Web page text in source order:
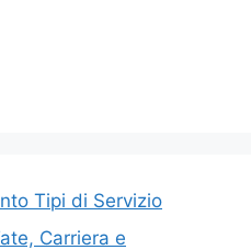
Tipi di Servizio
Carriera e